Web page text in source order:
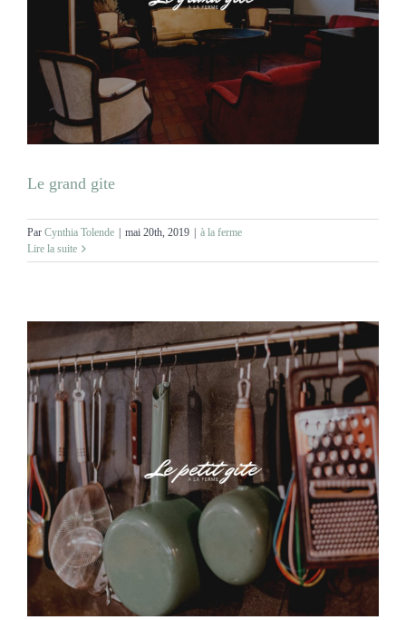
Le grand gite
Par Cynthia Tolende | mai 20th, 2019 | à la ferme
Lire la suite